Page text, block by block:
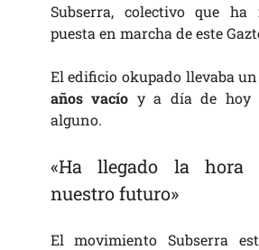
Subserra, colectivo que ha
puesta en marcha de este
El edificio okupado llevaba
años vacío y a día de hoy
alguno.
«Ha llegado la hora
nuestro futuro»
El movimiento Subserra